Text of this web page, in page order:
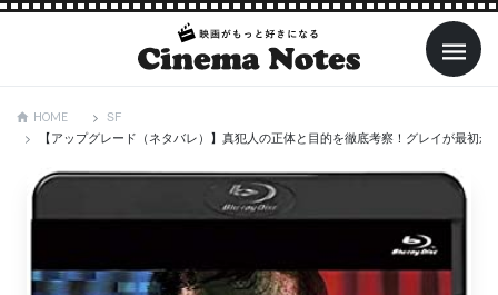
HOME
SF
【アップグレード（ネタバレ）】真犯人の正体と目的を徹底考察！グレイが最初